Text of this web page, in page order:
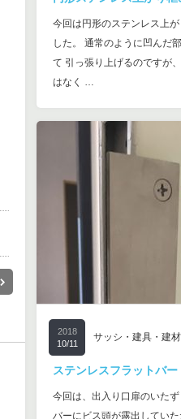
今回は円形のステンレス上
した。 通常のように凹んだ
て 引っ張り上げるのですが
はなく …
2018
10/11
サッシ・建具・建材
ステンレスフラットバ
今回は、出入り口扉のいた
バーにビス頭が露出してい